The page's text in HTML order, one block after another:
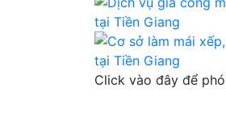
Click vào đây để